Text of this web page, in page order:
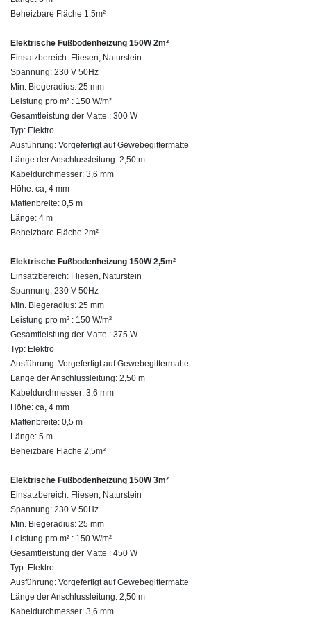
Beheizbare Fläche 1,5m²
Elektrische Fußbodenheizung 150W 2m²
Einsatzbereich: Fliesen, Naturstein
Spannung: 230 V 50Hz
Min. Biegeradius: 25 mm
Leistung pro m² : 150 W/m²
Gesamtleistung der Matte : 300 W
Typ: Elektro
Ausführung: Vorgefertigt auf Gewebegittermatte
Länge der Anschlussleitung: 2,50 m
Kabeldurchmesser: 3,6 mm
Höhe: ca, 4 mm
Mattenbreite: 0,5 m
Länge: 4 m
Beheizbare Fläche 2m²
Elektrische Fußbodenheizung 150W 2,5m²
Einsatzbereich: Fliesen, Naturstein
Spannung: 230 V 50Hz
Min. Biegeradius: 25 mm
Leistung pro m² : 150 W/m²
Gesamtleistung der Matte : 375 W
Typ: Elektro
Ausführung: Vorgefertigt auf Gewebegittermatte
Länge der Anschlussleitung: 2,50 m
Kabeldurchmesser: 3,6 mm
Höhe: ca, 4 mm
Mattenbreite: 0,5 m
Länge: 5 m
Beheizbare Fläche 2,5m²
Elektrische Fußbodenheizung 150W 3m²
Einsatzbereich: Fliesen, Naturstein
Spannung: 230 V 50Hz
Min. Biegeradius: 25 mm
Leistung pro m² : 150 W/m²
Gesamtleistung der Matte : 450 W
Typ: Elektro
Ausführung: Vorgefertigt auf Gewebegittermatte
Länge der Anschlussleitung: 2,50 m
Kabeldurchmesser: 3,6 mm